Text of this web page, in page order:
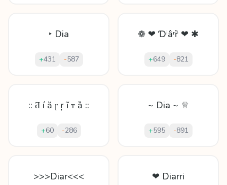
‣ Dia
+431 -587
❁ ❤ Ɗⁱâʳȑ ❤ ✱
+649 -821
:: Ƌ í ă ɼ ŗ ĩ ᴛ ȁ ::
+60 -286
~ Dia ~ ♕
+595 -891
>>>Diar<<< ❤ Diarri